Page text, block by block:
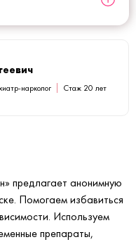
нарколог
Стаж 20 лет
предлагает анонимную
Помогаем избавиться
Используем
препараты,